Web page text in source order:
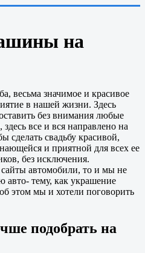
на
весьма значимое и красивое
в нашей жизни. Здесь
без внимания любые
здесь все и вся направлено на
сделать свадьбу красивой,
и приятной для всех ее
без исключения.
автомобили, то и мы не
авто- тему, как украшение
этом мы и хотели поговорить
подобрать на